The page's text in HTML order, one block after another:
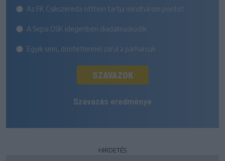
Az FK Csíkszereda otthon tartja mindhárom pontot
A Sepsi OSK idegenben diadalmaskodik
Egyik sem, döntetlennel zárul a párharcuk
SZAVAZOK
Szavazás eredménye
HIRDETÉS